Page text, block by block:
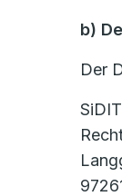
b)
Der